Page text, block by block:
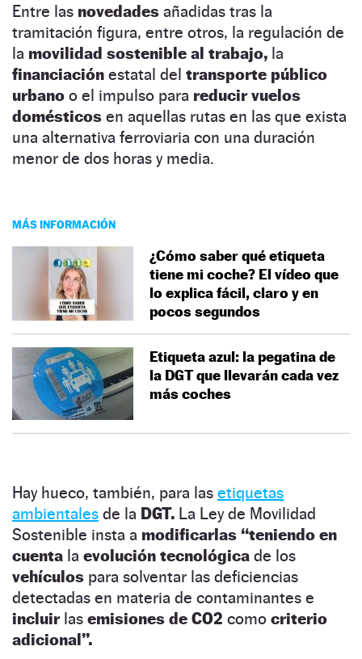
Entre las novedades añadidas tras la
tramitación figura, entre otros, la regulación de
la movilidad sostenible al trabajo, la
financiación estatal del transporte público
urbano o el impulso para reducir vuelos
domésticos en aquellas rutas en las que exista
una alternativa ferroviaria con una duración
menor de dos horas y media.
MÁS INFORMACIÓN
¿Cómo saber qué etiqueta
tiene mi coche? El vídeo que
lo explica fácil, claro y en
pocos segundos
Etiqueta azul: la pegatina de
la DGT que llevarán cada vez
más coches
Hay hueco, también, para las etiquetas
ambientales de la DGT. La Ley de Movilidad
Sostenible insta a modificarlas “teniendo en
cuenta la evolución tecnológica de los
vehículos para solventar las deficiencias
detectadas en materia de contaminantes e
incluir las emisiones de CO2 como criterio
adicional”.